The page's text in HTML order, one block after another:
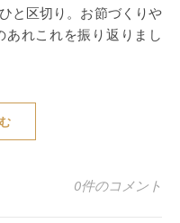
れこれを振り返りまし
0件のコメント